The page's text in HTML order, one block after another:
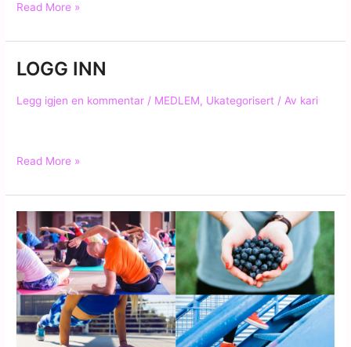
SUPERLØRDAG
–
UNN
DEG
Read More »
LOGG INN
Legg igjen en kommentar / MEDLEM, Ukategorisert / Av kari
LOGG
Read More »